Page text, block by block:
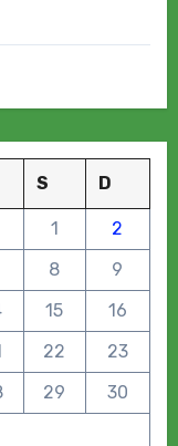
S D
1
2
8
9
15
16
22
23
29
30